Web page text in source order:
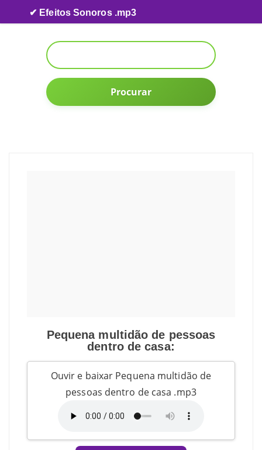
Skip to content
✔ Efeitos Sonoros .mp3
Procurar
Pequena multidão de pessoas
dentro de casa:
Ouvir e baixar Pequena multidão de
pessoas dentro de casa .mp3